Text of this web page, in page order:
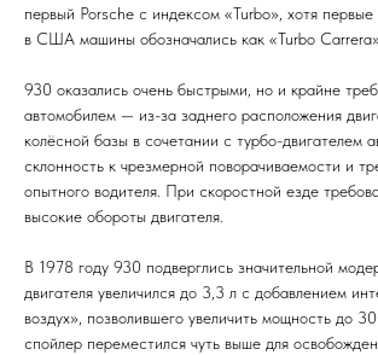
первый Porsche с индексом «Turbo», хотя
в США машины обозначались как «Turbo
930 оказались очень быстрыми, но и крайне
автомобилем — из-за заднего расположения
колёсной базы в сочетании с турбо-двигателем
склонность к чрезмерной поворачиваемости и
опытного водителя. При скоростной езде
высокие обороты двигателя.
В 1978 году 930 подверглись значительной
двигателя увеличился до 3,3 л с добавлением
воздух», позволившего увеличить мощность до
спойлер переместился чуть выше для